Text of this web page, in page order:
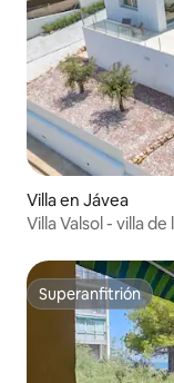
Villa en Jávea
Villa Valsol - villa
Superanfitrión
Superanfitrión